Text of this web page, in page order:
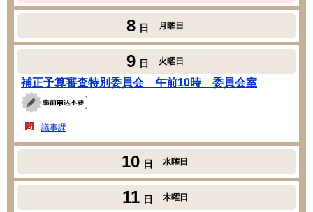
8 日 月曜日
9 日 火曜日
補正予算審査特別委員会 午前10時 委員会室
議事課
10 日 水曜日
11 日 木曜日